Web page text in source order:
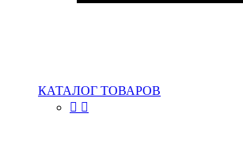
КАТАЛОГ ТОВАРОВ
 